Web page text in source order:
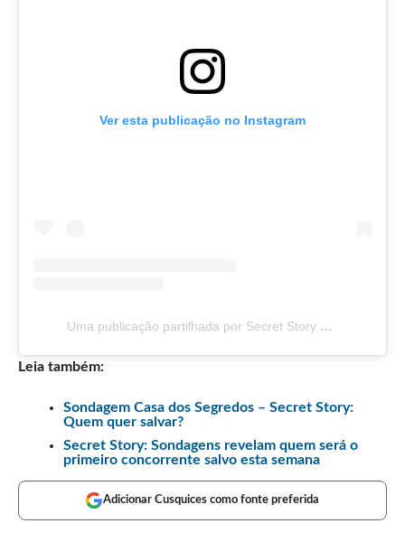
Ver esta publicação no Instagram
Uma publicação partilhada por Secret Story TVI (@sstvi)
Leia também:
Sondagem Casa dos Segredos – Secret Story:
Quem quer salvar?
Secret Story: Sondagens revelam quem será o
primeiro concorrente salvo esta semana
Adicionar Cusquices como fonte preferida